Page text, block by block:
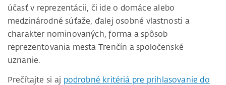
účasť v reprezentácii, či ide o domáce alebo
medzinárodné súťaže, ďalej osobné vlastnosti a
charakter nominovaných, forma a spôsob
reprezentovania mesta Trenčín a spoločenské
uznanie.
Prečítajte si aj podrobné kritériá pre prihlasovanie do